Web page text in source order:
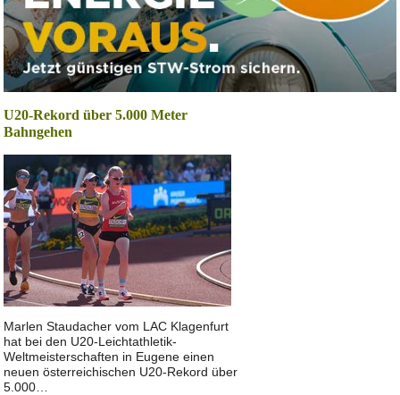
U20-Rekord über 5.000 Meter
Bahngehen
Marlen Staudacher vom LAC Klagenfurt
hat bei den U20-Leichtathletik-
Weltmeisterschaften in Eugene einen
neuen österreichischen U20-Rekord über
5.000…